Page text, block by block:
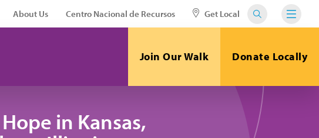
About Us Centro Nacional de Recursos Get Local
Join Our Walk Donate Locally
in Kansas,